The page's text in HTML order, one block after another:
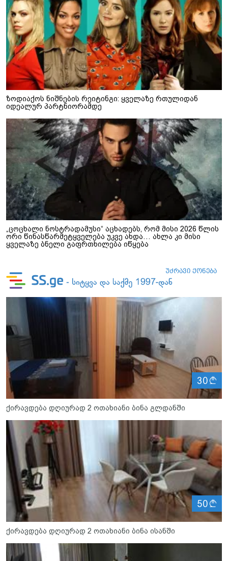
ზოდიაქოს ნიშნების რეიტინგი: ყველაზე რთულიდან
იდეალურ პარტნიორამდე
„ცოცხალი ნოსტრადამუსი“ აცხადებს, რომ მისი 2026 წლის
ორი წინასწარმეტყველება უკვე ახდა… ახლა კი მისი
ყველაზე ბნელი გაფრთხილება იწყება
30
ქირავდება დღიურად 2 ოთახიანი ბინა გლდანში
50
ქირავდება დღიურად 2 ოთახიანი ბინა ისანში